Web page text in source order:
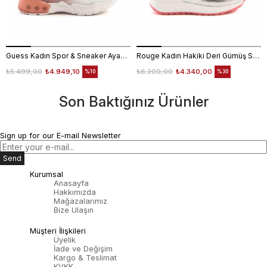
Guess Kadın Spor & Sneaker Ayakkabı FL6T2CELE12
₺4.949,10
₺5.499,00 %10
Rouge Kadın Hakiki Deri Gümüş Spor & Sneaker Ayakkabı
₺4.340,00
₺6.200,00 %30
Son Baktığınız Ürünler
Sign up for our E-mail Newsletter
Send
Kurumsal
Anasayfa
Hakkımızda
Mağazalarımız
Bize Ulaşın
Müşteri İlişkileri
Üyelik
İade ve Değişim
Kargo & Teslimat